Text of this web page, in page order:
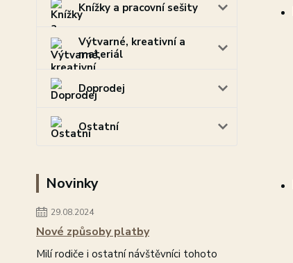
Knížky a pracovní sešity
Výtvarné, kreativní a
materiál
Doprodej
Ostatní
Novinky
29.08.2024
Nové způsoby platby
Milí rodiče i ostatní návštěvníci tohoto